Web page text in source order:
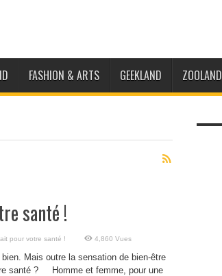
FASHION & ARTS GEEKLAND ZOOLAND
santé !
pour votre santé ! 4,860 Vues
Mais outre la sensation de bien-être
santé ? Homme et femme, pour une